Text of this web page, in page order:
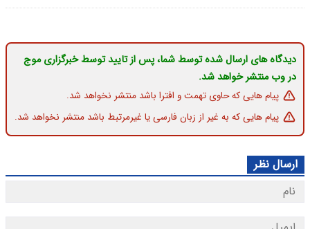
دیدگاه های ارسال شده توسط شما، پس از تایید توسط خبرگزاری موج
در وب منتشر خواهد شد.
پیام هایی که حاوی تهمت و افترا باشد منتشر نخواهد شد.
پیام هایی که به غیر از زبان فارسی یا غیرمرتبط باشد منتشر نخواهد شد.
ارسال نظر